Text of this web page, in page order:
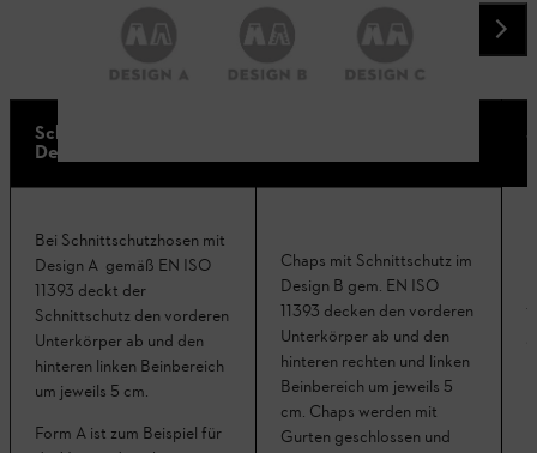
Schnittschutzhose
Design A
Bei Schnittschutzhosen mit
Design A gemäß EN ISO
11393 deckt der
Schnittschutz den vorderen
Unterkörper ab und den
hinteren linken Beinbereich
um jeweils 5 cm.
Form A ist zum Beispiel für
Chaps mit Schnittschutz im
Design B gem. EN ISO
11393 decken den vorderen
Unterkörper ab und den
hinteren rechten und linken
Beinbereich um jeweils 5
cm. Chaps werden mit
Gurten geschlossen und